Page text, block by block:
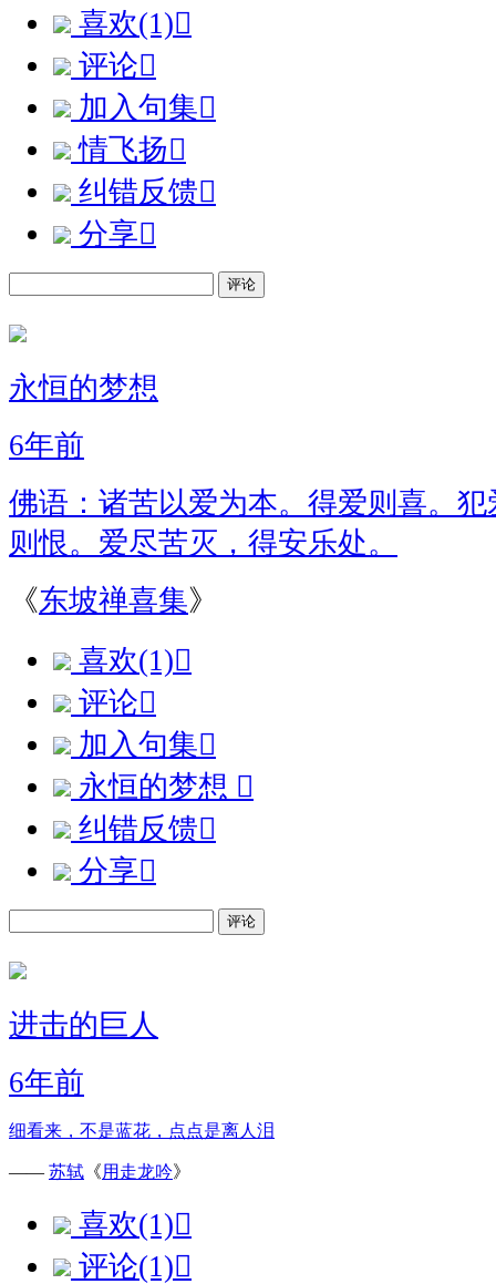
喜欢(1)
评论
加入句集
情飞扬
纠错反馈
分享
评论
永恒的梦想
6年前
佛语：诸苦以爱为本。得爱则喜。
则恨。爱尽苦灭，得安乐处。
《东坡禅喜集》
喜欢(1)
评论
加入句集
永恒的梦想 
纠错反馈
分享
评论
进击的巨人
6年前
细看来，不是蓝花，点点是离人泪
—— 苏轼 《用走龙吟》
喜欢(1)
评论(1)